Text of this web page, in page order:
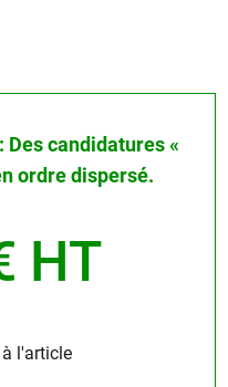
candidatures «
ordre dispersé.
HT
l'article